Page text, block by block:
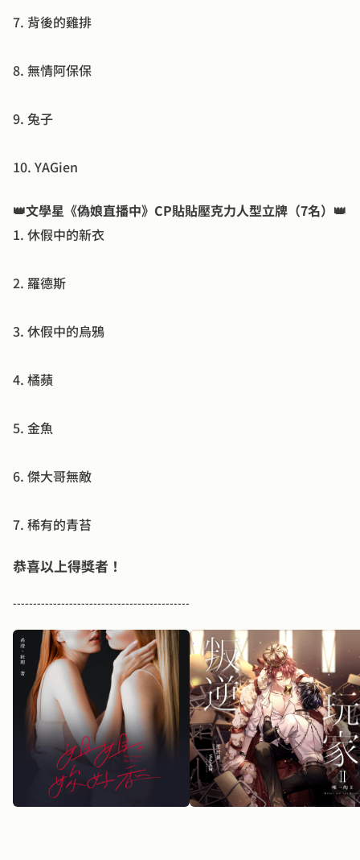
7. 背後的雞排
8. 無情阿保保
9. 兔子
10. YAGien
👑文學星《偽娘直播中》CP貼貼壓克力人型立牌（7名）👑
1. 休假中的新衣
2. 羅德斯
3. 休假中的烏鴉
4. 橘蘋
5. 金魚
6. 傑大哥無敵
7. 稀有的青苔
恭喜以上得獎者！
--------------------------------------------